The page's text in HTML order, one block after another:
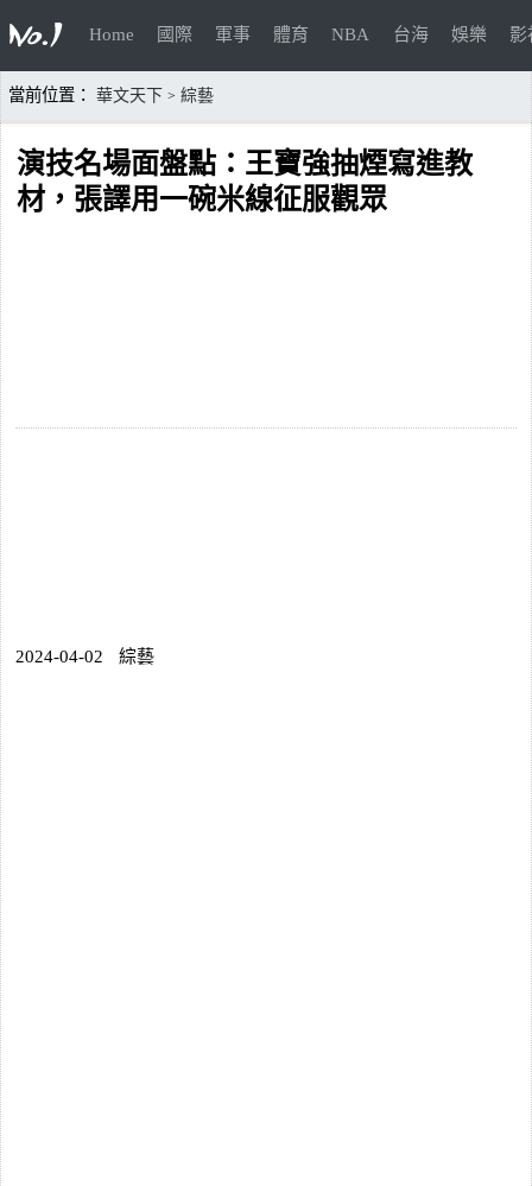
Home 國際 軍事 體育 NBA 台海 娛樂 影
當前位置： 華文天下 > 綜藝
演技名場面盤點：王寶強抽煙寫進教
材，張譯用一碗米線征服觀眾
2024-04-02 綜藝